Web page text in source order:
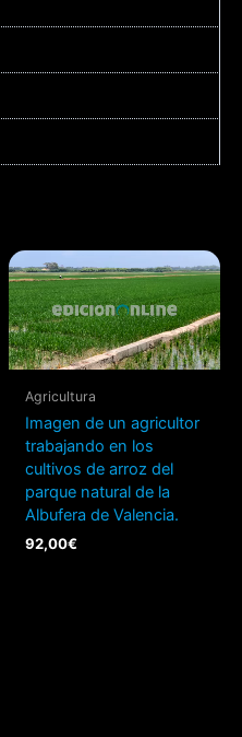
Agricultura
Imagen de un agricultor
trabajando en los
cultivos de arroz del
parque natural de la
Albufera de Valencia.
92,00€